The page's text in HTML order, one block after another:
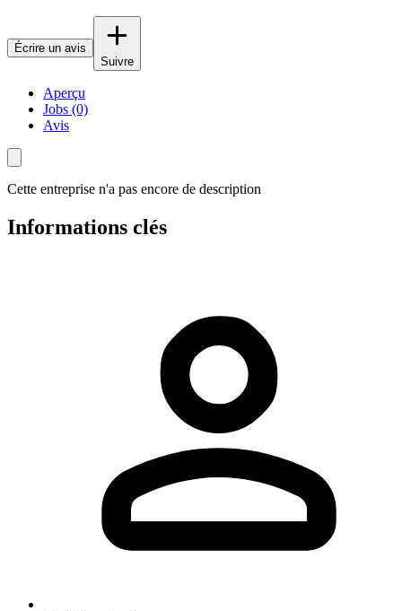
Écrire un avis
Suivre
Aperçu
Jobs (0)
Avis
Cette entreprise n'a pas encore de description
Informations clés